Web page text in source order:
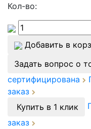
Кол-во:
Добавить в
Задать вопрос о
сертифицирована
заказ
Купить в 1 клик
заказ